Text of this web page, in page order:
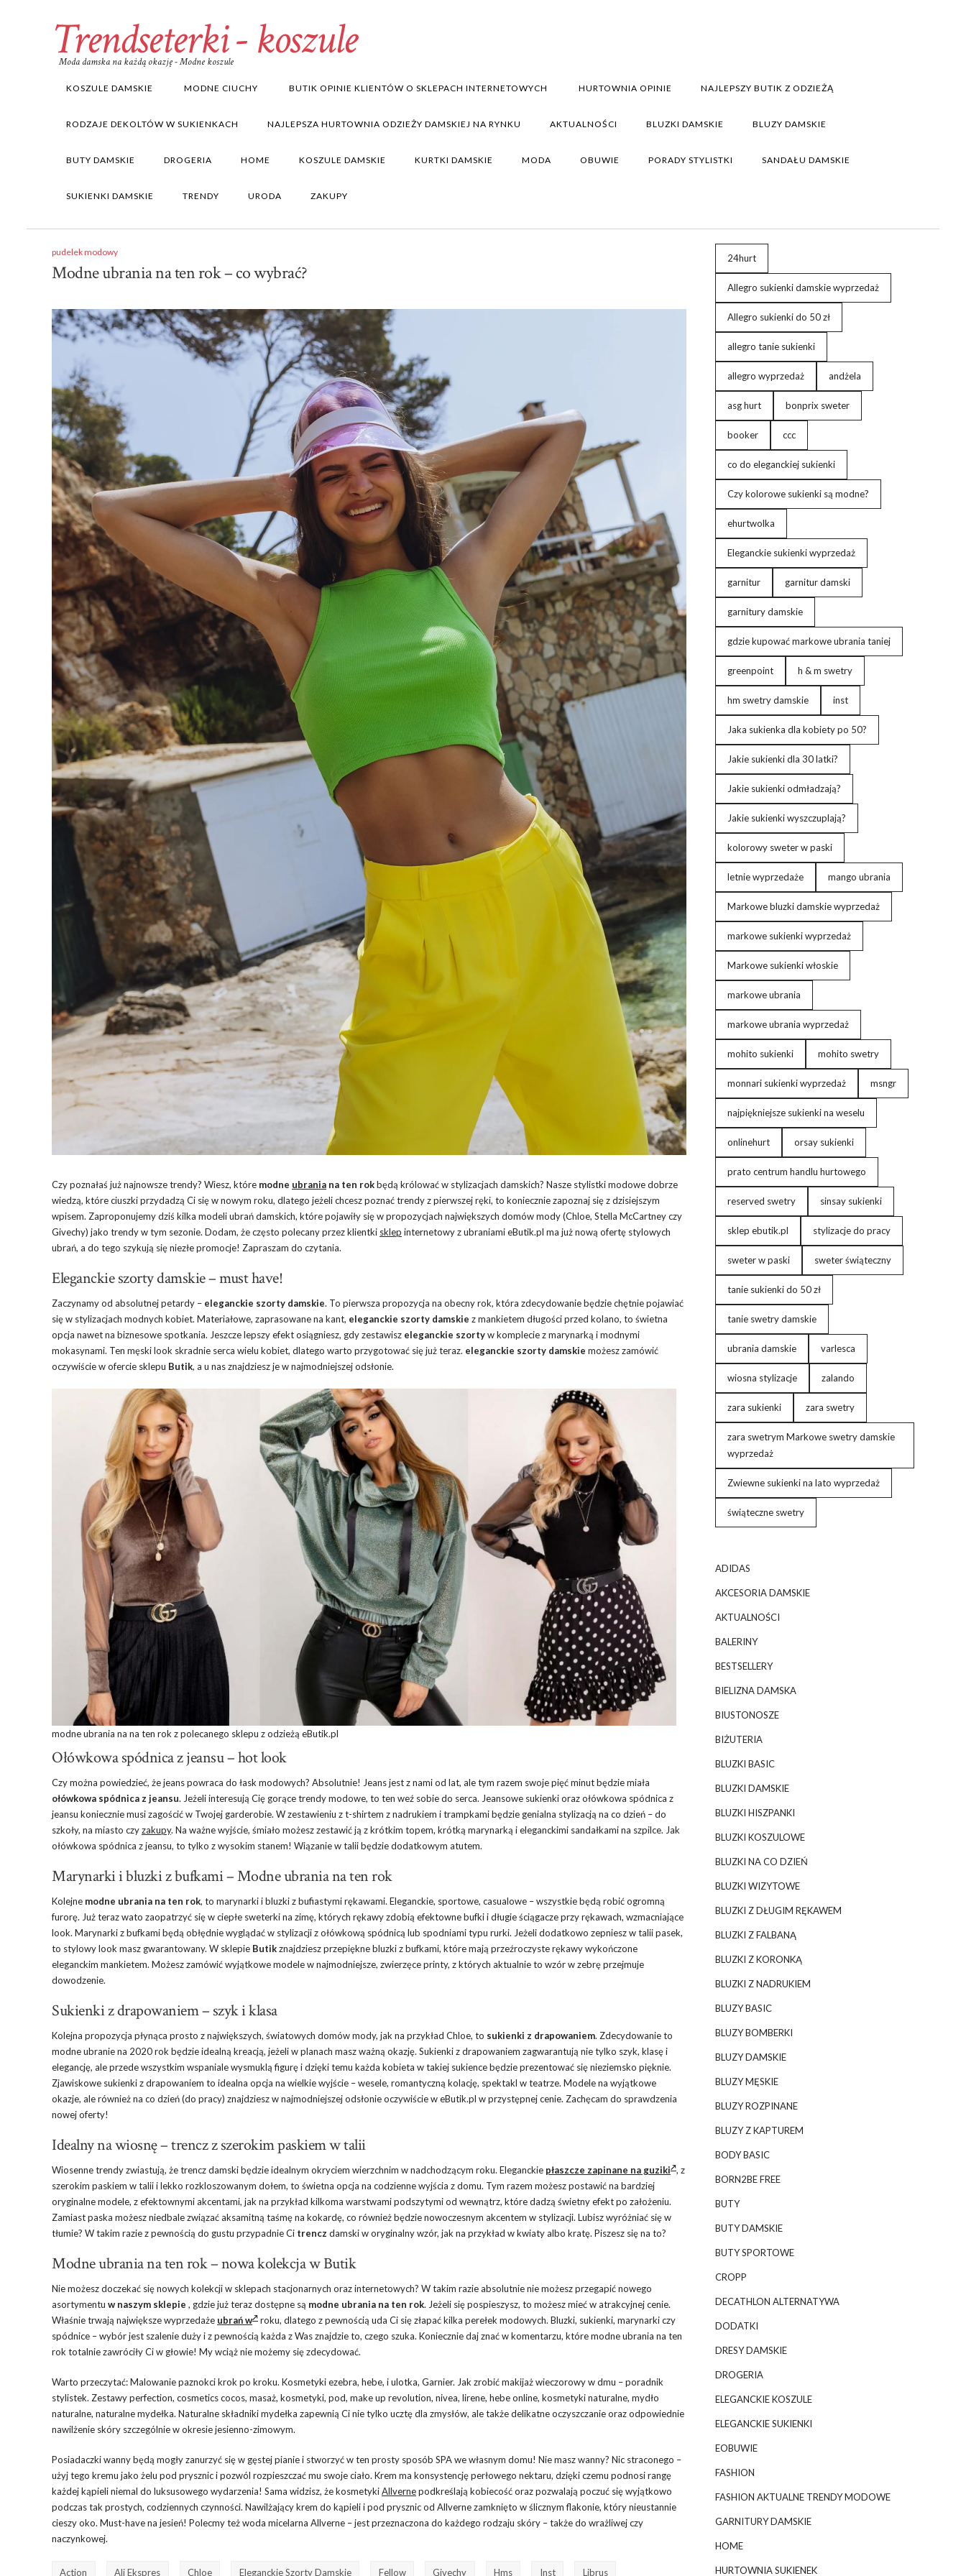
Trendseterki - koszule
Moda damska na każdą okazję - Modne koszule
KOSZULE DAMSKIE MODNE CIUCHY BUTIK OPINIE KLIENTÓW O SKLEPACH INTERNETOWYCH HURTOWNIA OPINIE NAJLEPSZY BUTIK Z ODZIEŻĄ
RODZAJE DEKOLTÓW W SUKIENKACH NAJLEPSZA HURTOWNIA ODZIEŻY DAMSKIEJ NA RYNKU AKTUALNOŚCI BLUZKI DAMSKIE BLUZY DAMSKIE
BUTY DAMSKIE DROGERIA HOME KOSZULE DAMSKIE KURTKI DAMSKIE MODA OBUWIE PORADY STYLISTKI SANDAŁU DAMSKIE
SUKIENKI DAMSKIE TRENDY URODA ZAKUPY
pudelek modowy
Modne ubrania na ten rok – co wybrać?
Czy poznałaś już najnowsze trendy? Wiesz, które modne ubrania na ten rokbędą królować w stylizacjach damskich? Nasze stylistki modowe dobrze
wiedzą, które ciuszki przydadzą Ci się w nowym roku, dlatego jeżeli chcesz poznać trendy z pierwszej ręki, to koniecznie zapoznaj się z dzisiejszym
wpisem. Zaproponujemy dziś kilka modeli ubrań damskich, które pojawiły się w propozycjach największych domów mody (Chloe, Stella McCartney czy
Givechy) jako trendy w tym sezonie. Dodam, że często polecany przez klientki sklep internetowy z ubraniami eButik.pl ma już nową ofertę stylowych
ubrań, a do tego szykują się niezłe promocje! Zapraszam do czytania.
Eleganckie szorty damskie – must have!
Zaczynamy od absolutnej petardy – eleganckie szorty damskie. To pierwsza propozycja na obecny rok, która zdecydowanie będzie chętnie pojawiać
się w stylizacjach modnych kobiet. Materiałowe, zaprasowane na kant, eleganckie szorty damskie z mankietem długości przed kolano, to świetna
opcja nawet na biznesowe spotkania. Jeszcze lepszy efekt osiągniesz, gdy zestawisz eleganckie szortyw komplecie z marynarką i modnymi
mokasynami. Ten męski look skradnie serca wielu kobiet, dlatego warto przygotować się już teraz. eleganckie szorty damskie możesz zamówić
oczywiście w ofercie sklepu Butik, a u nas znajdziesz je w najmodniejszej odsłonie.
modne ubrania na na ten rok z polecanego sklepu z odzieżą eButik.pl
Ołówkowa spódnica z jeansu – hot look
Czy można powiedzieć, że jeans powraca do łask modowych? Absolutnie! Jeans jest z nami od lat, ale tym razem swoje pięć minut będzie miała
ołówkowa spódnica z jeansu. Jeżeli interesują Cię gorące trendy modowe, to ten weź sobie do serca. Jeansowe sukienki oraz ołówkowa spódnica z
jeansu koniecznie musi zagościć w Twojej garderobie. W zestawieniu z t-shirtem z nadrukiem i trampkami będzie genialna stylizacją na co dzień – do
szkoły, na miasto czyzakupy. Na ważne wyjście, śmiało możesz zestawić ją z krótkim topem, krótką marynarką i eleganckimi sandałkami na szpilce. Jak
ołówkowa spódnica z jeansu, to tylko z wysokim stanem! Wiązanie w talii będzie dodatkowym atutem.
Marynarki i bluzki z bufkami – Modne ubrania na ten rok
Kolejne modne ubrania na ten rok, to marynarki i bluzki z bufiastymi rękawami. Eleganckie, sportowe, casualowe – wszystkie będą robić ogromną
furorę. Już teraz wato zaopatrzyć się w ciepłe sweterki na zimę, których rękawy zdobią efektowne bufki i długie ściągacze przy rękawach, wzmacniające
look. Marynarki z bufkami będą obłędnie wyglądać w stylizacji z ołówkową spódnicą lub spodniami typu rurki. Jeżeli dodatkowo zepniesz w talii pasek,
to stylowy look masz gwarantowany. W sklepie Butikznajdziesz przepiękne bluzki z bufkami, które mają przeźroczyste rękawy wykończone
eleganckim mankietem. Możesz zamówić wyjątkowe modele w najmodniejsze, zwierzęce printy, z których aktualnie to wzór w zebrę przejmuje
dowodzenie.
Sukienki z drapowaniem – szyk i klasa
Kolejna propozycja płynąca prosto z największych, światowych domów mody, jak na przykład Chloe, to sukienki z drapowaniem. Zdecydowanie to
modne ubranie na 2020 rok będzie idealną kreacją, jeżeli w planach masz ważną okazję. Sukienki z drapowaniem zagwarantują nie tylko szyk, klasę i
elegancję, ale przede wszystkim wspaniale wysmuklą figurę i dzięki temu każda kobieta w takiej sukience będzie prezentować się nieziemsko pięknie.
Zjawiskowe sukienki z drapowaniem to idealna opcja na wielkie wyjście – wesele, romantyczną kolację, spektakl w teatrze. Modele na wyjątkowe
okazje, ale również na co dzień (do pracy) znajdziesz w najmodniejszej odsłonie oczywiście w eButik.pl w przystępnej cenie. Zachęcam do sprawdzenia
nowej oferty!
Idealny na wiosnę – trencz z szerokim paskiem w talii
Wiosenne trendy zwiastują, że trencz damski będzie idealnym okryciem wierzchnim w nadchodzącym roku. Eleganckie płaszcze zapinane na guziki , z
szerokim paskiem w talii i lekko rozkloszowanym dołem, to świetna opcja na codzienne wyjścia z domu. Tym razem możesz postawić na bardziej
oryginalne modele, z efektownymi akcentami, jak na przykład kilkoma warstwami podszytymi od wewnątrz, które dadzą świetny efekt po założeniu.
Zamiast paska możesz niedbale związać aksamitną taśmę na kokardę, co również będzie nowoczesnym akcentem w stylizacji. Lubisz wyróżniać się w
tłumie? W takim razie z pewnością do gustu przypadnie Ci trencz damski w oryginalny wzór, jak na przykład w kwiaty albo kratę. Piszesz się na to?
Modne ubrania na ten rok – nowa kolekcja w Butik
Nie możesz doczekać się nowych kolekcji w sklepach stacjonarnych oraz internetowych? W takim razie absolutnie nie możesz przegapić nowego
asortymentu w naszym sklepie , gdzie już teraz dostępne są modne ubrania na ten rok. Jeżeli się pospieszysz, to możesz mieć w atrakcyjnej cenie.
Właśnie trwają największe wyprzedaże ubrań w
roku, dlatego z pewnością uda Ci się złapać kilka perełek modowych. Bluzki, sukienki, marynarki czy
spódnice – wybór jest szalenie duży i z pewnością każda z Was znajdzie to, czego szuka. Koniecznie daj znać w komentarzu, które modne ubrania na ten
rok totalnie zawróciły Ci w głowie! My wciąż nie możemy się zdecydować.
Warto przeczytać: Malowanie paznokci krok po kroku. Kosmetyki ezebra, hebe, i ulotka, Garnier. Jak zrobić makijaż wieczorowy w dmu – poradnik
stylistek. Zestawy perfection, cosmetics cocos, masaż, kosmetyki, pod, make up revolution, nivea, lirene, hebe online, kosmetyki naturalne, mydło
naturalne, naturalne mydełka. Naturalne składniki mydełka zapewnią Ci nie tylko ucztę dla zmysłów, ale także delikatne oczyszczanie oraz odpowiednie
nawilżenie skóry szczególnie w okresie jesienno-zimowym.
Posiadaczki wanny będą mogły zanurzyć się w gęstej pianie i stworzyć w ten prosty sposób SPA we własnym domu! Nie masz wanny? Nic straconego –
użyj tego kremu jako żelu pod prysznic i pozwól rozpieszczać mu swoje ciało. Krem ma konsystencję perłowego nektaru, dzięki czemu podnosi rangę
każdej kąpieli niemal do luksusowego wydarzenia! Sama widzisz, że kosmetykiAllvernepodkreślają kobiecość oraz pozwalają poczuć się wyjątkowo
podczas tak prostych, codziennych czynności. Nawilżający krem do kąpieli i pod prysznic od Allverne zamknięto w ślicznym flakonie, który nieustannie
cieszy oko. Must-have na jesień! Polecmy też woda micelarna Allverne – jest przeznaczona do każdego rodzaju skóry – także do wrażliwej czy
naczynkowej.
Action Ali Ekspres Chloe Eleganckie Szorty Damskie Fellow Givechy Hms Inst Librus
24hurt
Allegro sukienki damskie wyprzedaż
Allegro sukienki do 50 zł
allegro tanie sukienki
allegro wyprzedaż andżela
asg hurt bonprix sweter
booker ccc
co do eleganckiej sukienki
Czy kolorowe sukienki są modne?
ehurtwolka
Eleganckie sukienki wyprzedaż
garnitur garnitur damski
garnitury damskie
gdzie kupować markowe ubrania taniej
greenpoint h & m swetry
hm swetry damskie inst
Jaka sukienka dla kobiety po 50?
Jakie sukienki dla 30 latki?
Jakie sukienki odmładzają?
Jakie sukienki wyszczuplają?
kolorowy sweter w paski
letnie wyprzedaże mango ubrania
Markowe bluzki damskie wyprzedaż
markowe sukienki wyprzedaż
Markowe sukienki włoskie
markowe ubrania
markowe ubrania wyprzedaż
mohito sukienki mohito swetry
monnari sukienki wyprzedaż msngr
najpiękniejsze sukienki na weselu
onlinehurt orsay sukienki
prato centrum handlu hurtowego
reserved swetry sinsay sukienki
sklep ebutik.pl stylizacje do pracy
sweter w paski sweter świąteczny
tanie sukienki do 50 zł
tanie swetry damskie
ubrania damskie varlesca
wiosna stylizacje zalando
zara sukienki zara swetry
zara swetrym Markowe swetry damskie
wyprzedaż
Zwiewne sukienki na lato wyprzedaż
świąteczne swetry
ADIDAS
AKCESORIA DAMSKIE
AKTUALNOŚCI
BALERINY
BESTSELLERY
BIELIZNA DAMSKA
BIUSTONOSZE
BIŻUTERIA
BLUZKI BASIC
BLUZKI DAMSKIE
BLUZKI HISZPANKI
BLUZKI KOSZULOWE
BLUZKI NA CO DZIEŃ
BLUZKI WIZYTOWE
BLUZKI Z DŁUGIM RĘKAWEM
BLUZKI Z FALBANĄ
BLUZKI Z KORONKĄ
BLUZKI Z NADRUKIEM
BLUZY BASIC
BLUZY BOMBERKI
BLUZY DAMSKIE
BLUZY MĘSKIE
BLUZY ROZPINANE
BLUZY Z KAPTUREM
BODY BASIC
BORN2BE FREE
BUTY
BUTY DAMSKIE
BUTY SPORTOWE
CROPP
DECATHLON ALTERNATYWA
DODATKI
DRESY DAMSKIE
DROGERIA
ELEGANCKIE KOSZULE
ELEGANCKIE SUKIENKI
EOBUWIE
FASHION
FASHION AKTUALNE TRENDY MODOWE
GARNITURY DAMSKIE
HOME
HURTOWNIA SUKIENEK